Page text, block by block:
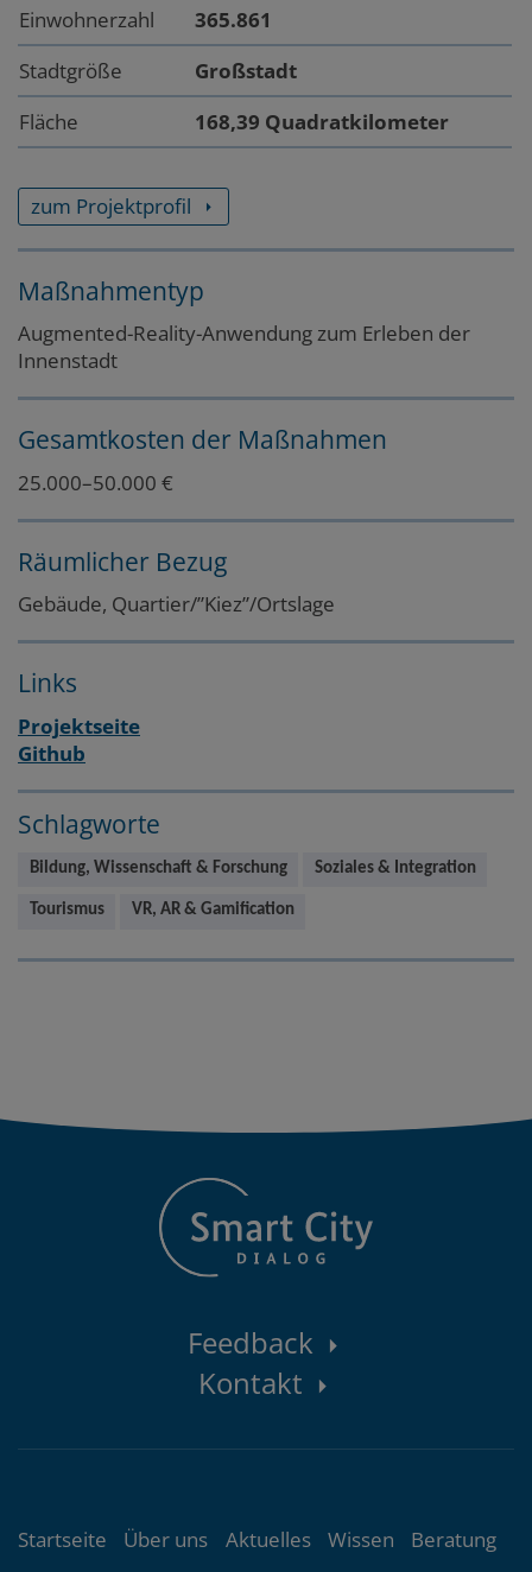
Einwohnerzahl
365.861
Stadtgröße
Großstadt
Fläche
168,39 Quadratkilometer
zum Projektprofil
Maßnahmentyp
Augmented-Reality-Anwendung zum Erleben der
Innenstadt
Gesamtkosten der Maßnahmen
25.000–50.000 €
Räumlicher Bezug
Gebäude, Quartier/”Kiez”/Ortslage
Links
Projektseite
Github
Schlagworte
Bildung, Wissenschaft & Forschung Soziales & Integration
Tourismus VR, AR & Gamification
Kontaktbereich
Feedback
Kontakt
Themenübersicht
Startseite Über uns Aktuelles Wissen
Beratung